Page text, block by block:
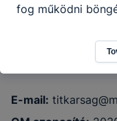
E-mail:
fog működni